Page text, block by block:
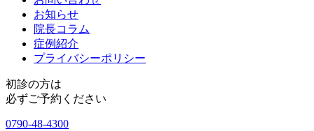
お知らせ
院長コラム
症例紹介
プライバシーポリシー
初診の方は
必ずご予約ください
0790-48-4300